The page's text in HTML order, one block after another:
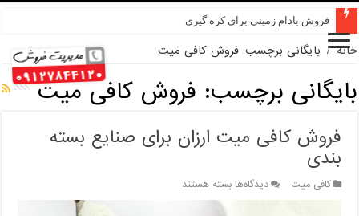
فروش بادام زمینی برای کره گیری
خانه / بایگانی برچسب: فروش کافی میت
بایگانی برچسب: فروش کافی میت
فروش کافی میت ارزان برای صنایع بسته
بندی
کافی میت دیدگاه‌هابرای
فروش
کافی
بسته هستند